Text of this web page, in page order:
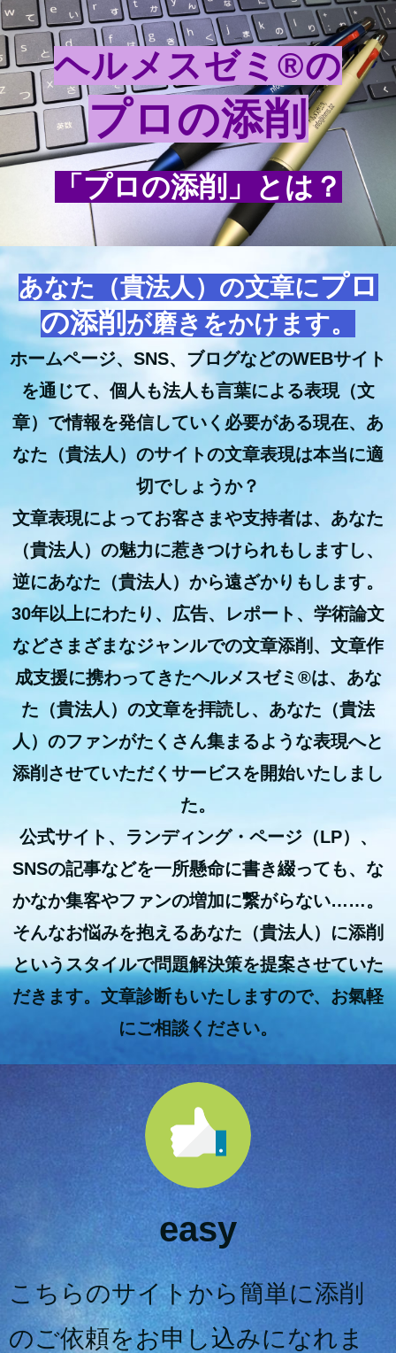
ヘルメスゼミ®の
プロの添削
「プロの添削」とは？
あなた（貴法人）の文章にプロ
の添削 が磨きをかけます。
ホームページ、SNS、ブログなどのWEBサイト
を通じて、個人も法人も言葉による表現（文
章）で情報を発信していく必要がある現在、あ
なた（貴法人）のサイトの文章表現は本当に適
切でしょうか？
文章表現によってお客さまや支持者は、あなた
（貴法人）の魅力に惹きつけられもしますし、
逆にあなた（貴法人）から遠ざかりもします。
30年以上にわたり、広告、レポート、学術論文
などさまざまなジャンルでの文章添削、文章作
成支援に携わってきたヘルメスゼミ®は、あな
た（貴法人）の文章を拝読し、あなた（貴法
人）のファンがたくさん集まるような表現へと
添削させていただくサービスを開始いたしまし
た。
公式サイト、ランディング・ページ（LP）、
SNSの記事などを一所懸命に書き綴っても、な
かなか集客やファンの増加に繋がらない……。
そんなお悩みを抱えるあなた（貴法人）に添削
というスタイルで問題解決策を提案させていた
だきます。文章診断もいたしますので、お氣軽
にご相談ください。
easy
こちらのサイトから簡単に添削
のご依頼をお申し込みになれま